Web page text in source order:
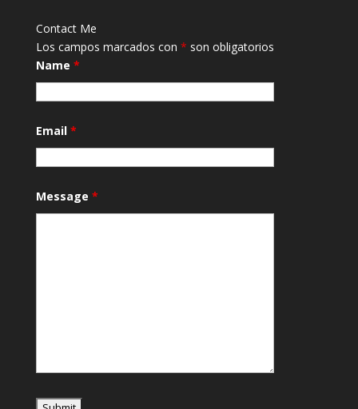
Contact Me
Los campos marcados con * son obligatorios
Name *
Email *
Message *